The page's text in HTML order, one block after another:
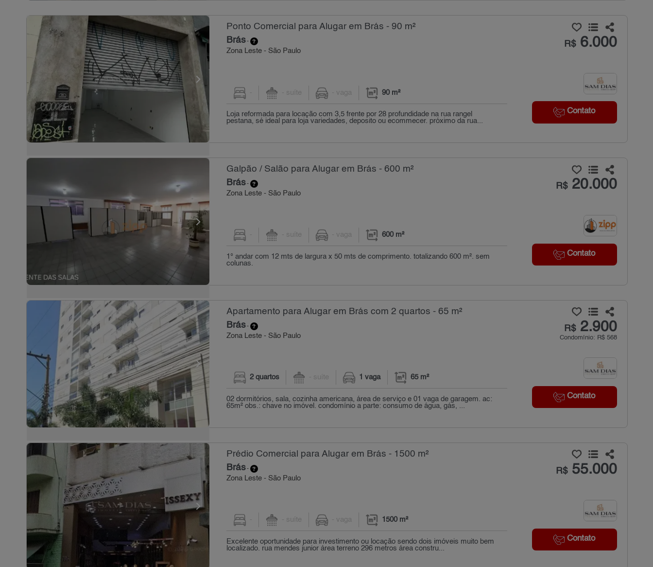
Ponto Comercial para Alugar em Brás - 90 m²
Brás-
Zona Leste - São Paulo
R$6.000
Contato
- - suíte - vaga 90 m²
Loja reformada para locação com 3,5 frente por 28 profundidade na rua rangel
pestana, sé ideal para loja variedades, deposito ou ecommecer. próximo da rua...
Galpão / Salão para Alugar em Brás - 600 m²
Brás-
Zona Leste - São Paulo
R$20.000
Contato
- - suíte - vaga 600 m²
1° andar com 12 mts de largura x 50 mts de comprimento. totalizando 600 m². sem
colunas.
Apartamento para Alugar em Brás com 2 quartos - 65 m²
Brás-
Zona Leste - São Paulo
R$2.900
Condomínio: R$ 568
Contato
2 quartos - suíte 1 vaga 65 m²
02 dormitórios, sala, cozinha americana, área de serviço e 01 vaga de garagem. ac:
65m² obs.: chave no imóvel. condomínio a parte: consumo de água, gás, ...
Prédio Comercial para Alugar em Brás - 1500 m²
Brás-
Zona Leste - São Paulo
R$55.000
Contato
- - suíte - vaga 1500 m²
Excelente oportunidade para investimento ou locação sendo dois imóveis muito bem
localizado. rua mendes junior área terreno 296 metros área constru...